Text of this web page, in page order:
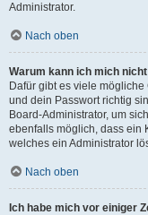
Administrator.
Nach oben
Warum kann ich mich
Dafür gibt es viele
und dein Passwort richtig
Board-Administrator, um
ebenfalls möglich, dass ein
welches ein Administrator
Nach oben
Ich habe mich vor einiger